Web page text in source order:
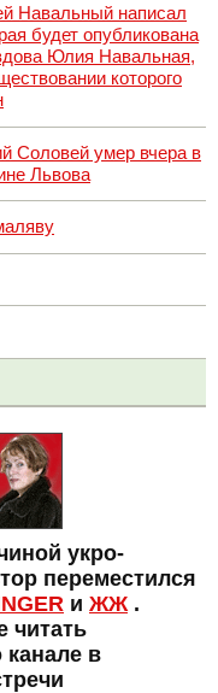
Навальный написал
будет опубликована
Юлия Навальная,
которого
Соловей умер вчера в
Львова
укро-
переместился
и ЖЖ .
читать
в